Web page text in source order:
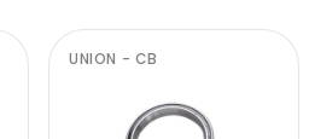
UNION - CB